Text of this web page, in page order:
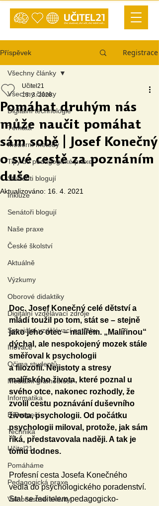
Příspěvek Registrace
Všechny články
Digitální technologie
Témata
Moderní metody
Tipy do pedagogické praxe
Studenti blogují
Inkluze
Senátoři blogují
Naše praxe
České školství
Aktuálně
Výzkumy
Oborové didaktiky
Digitální vzdělávací zdroje
Speciální vzdělávací potřeby
Inovace
Očima studentů
Mediální gramotnost
Informatika
E-Bezpečí
Technika
Učitel21
Pomáháme
Pedagogická praxe
Volnočasové aktivity
Všechny články
Pomáhat druhým nás
může naučit pomáhat
sám sobě | Josef Konečný
o své cestě za poznáním
duše
Učitel21
16. 3. 2020
Aktualizováno: 16. 4. 2021
Doc. Josef Konečný celé dětství a
mládí toužil po tom, stát se – stejně
jako jeho otec – malířem. „Malířinou“
dýchal, ale nespokojený mozek stále
směřoval k psychologii
a filozofii. Nejistoty a stresy
malířského života, které poznal u
svého otce, nakonec rozhodly, že
zvolil cestu poznávání duševního
života, psychologii. Od počátku
psychologii miloval, protože, jak sám
říká, představovala naději. A tak je
tomu dodnes.
Profesní cesta Josefa Konečného
vedla do psychologického poradenství.
Stal se ředitelem pedagogicko-